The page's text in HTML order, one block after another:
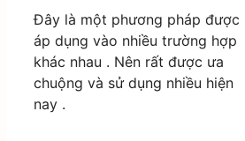
Đây là một phương pháp được
áp dụng vào nhiều trường hợp
khác nhau . Nên rất được ưa
chuộng và sử dụng nhiều hiện
nay .